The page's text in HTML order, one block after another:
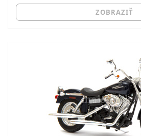
ZOBRAZIŤ